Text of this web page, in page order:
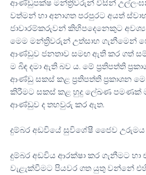
ආණ්ඩුපක්ෂ මන්ත්‍රිවරුන් විසින්
වත්මන් හා අනාගත පරපුරට අයත්
ජාවාරම්කරුවන් කිහිපදෙනෙකුට අවශ්‍ය
මෙම මන්ත්‍රිවරුන් උත්සාහ ගැනීමෙන්
ආණ්ඩුව ජනතාව සමඟ ඇති කර ගත්
ම බිඳ දමා ඇති බව ය. මේ ප්‍රතිපත්ති
ආණ්ඩු සකස් කළ ප්‍රතිපත්ති ප්‍රකාශන
කිරීමට සකස් කළ හුදු ලේඛණ පමණක්
ආණ්ඩුව ද තහවුරු කර ඇත.
දුම්බර අඩවියේ සුවිශේෂී ජෛව උරුමය
දුම්බර අඩවිය ආරක්ෂා කර ගැනීමට හා
වැළැක්වීමට පියවර ගත යුතු වන්නේ